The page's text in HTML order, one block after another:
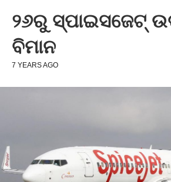
୨୬ରୁ ସ୍ପାଇସଜେଟ୍‌
ବିମାନ
7 YEARS AGO